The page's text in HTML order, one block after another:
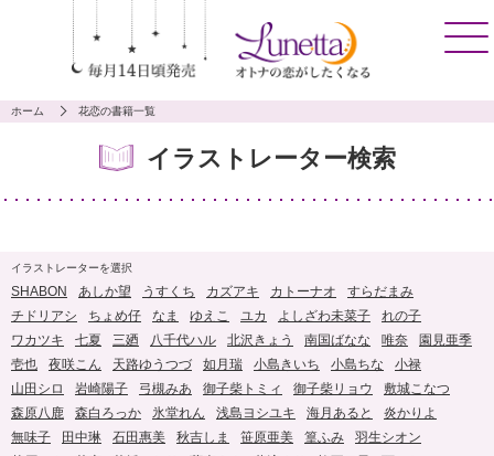
ホーム 花恋の書籍一覧
イラストレーター検索
イラストレーターを選択
SHABON あしか望 うすくち カズアキ カトーナオ
すらだまみ
チドリアシ
ちょめ仔 なま ゆえこ ユカ よしざわ未菜子
れの子
ワカツキ
七夏 三廼 八千代ハル 北沢きょう 南国ばなな 唯奈
園見亜季
壱也
夜咲こん 天路ゆうつづ 如月瑞 小島きいち 小島ちな
小禄
山田シロ
岩崎陽子 弓槻みあ 御子柴トミィ 御子柴リョウ
敷城こなつ
森原八鹿
森白ろっか 氷堂れん 浅島ヨシユキ 海月あると
炎かりよ
無味子
田中琳 石田惠美 秋吉しま 笹原亜美 篁ふみ
羽生シオン